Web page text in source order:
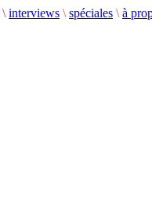
\ interviews \ spéciales \ à